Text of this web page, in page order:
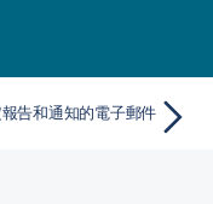
告和通知的電子郵件